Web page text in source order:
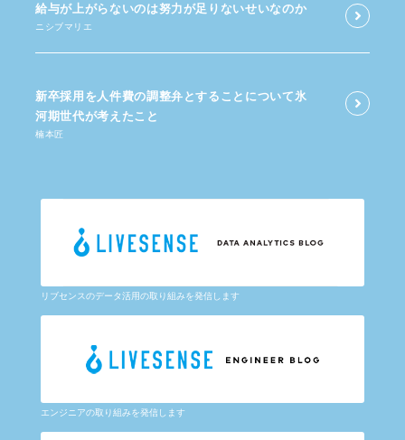
給与が​上がらないのは​努力が​足りないせいなのか
ニシブマリエ
新卒採用を​人件費の​調整弁と​する​ことに​ついて​氷
河期世代が​考えた​こと
楠本匠
リブセンスのデータ活用の取り組みを発信します
エンジニアの取り組みを発信します